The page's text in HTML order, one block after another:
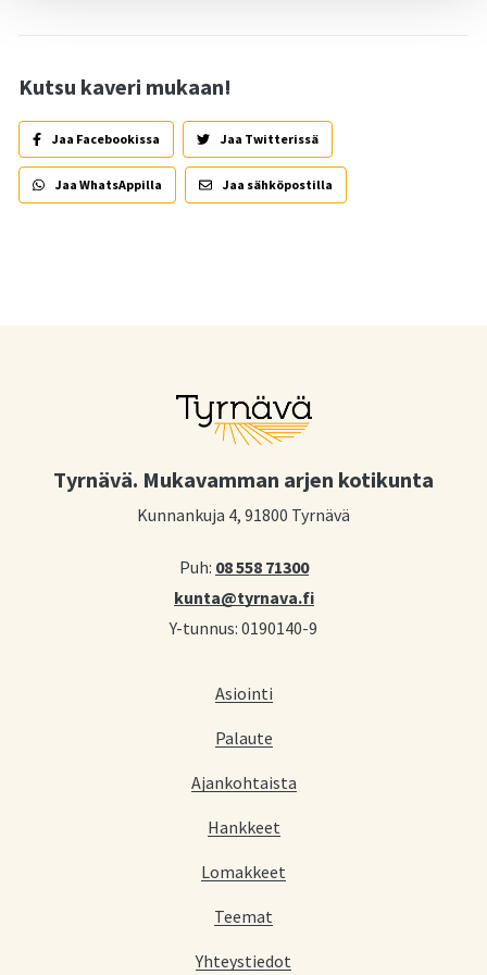
Kutsu kaveri mukaan!
Jaa Facebookissa Jaa Twitterissä
Jaa WhatsAppilla Jaa sähköpostilla
Tyrnävä. Mukavamman arjen kotikunta
Kunnankuja 4, 91800 Tyrnävä
Puh: 08 558 71300
kunta@tyrnava.fi
Y-tunnus: 0190140-9
Asiointi
Palaute
Ajankohtaista
Hankkeet
Lomakkeet
Teemat
Yhteystiedot